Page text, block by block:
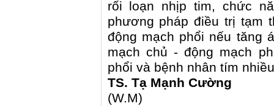
rối loạn nhịp tim, chức
phương pháp điều trị tạm
động mạch phổi nếu tăng
mạch chủ - động mạch
phổi và bệnh nhân tím
TS. Tạ Mạnh Cường
(W.M)